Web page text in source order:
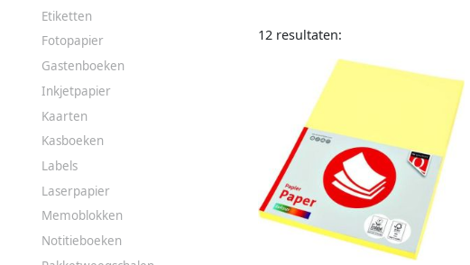
Etiketten
Fotopapier
Gastenboeken
Inkjetpapier
Kaarten
Kasboeken
Labels
Laserpapier
Memoblokken
Notitieboeken
12 resultaten: